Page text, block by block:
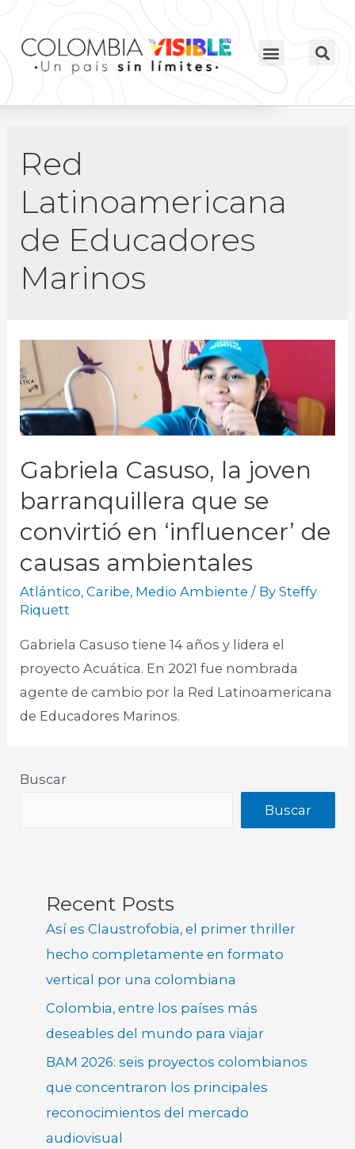
Red
Latinoamericana
de Educadores
Marinos
Gabriela Casuso, la joven
barranquillera que se
convirtió en ‘influencer’ de
causas ambientales
Atlántico,Caribe, Medio Ambiente / BySteffy
Riquett
Gabriela Casuso tiene 14 años y lidera el
proyecto Acuática. En 2021 fue nombrada
agente de cambio por la Red Latinoamericana
de Educadores Marinos.
Buscar
Buscar
Recent Posts
Así es Claustrofobia, el primer thriller
hecho completamente en formato
vertical por una colombiana
Colombia, entre los países más
deseables del mundo para viajar
BAM 2026: seis proyectos colombianos
que concentraron los principales
reconocimientos del mercado
audiovisual